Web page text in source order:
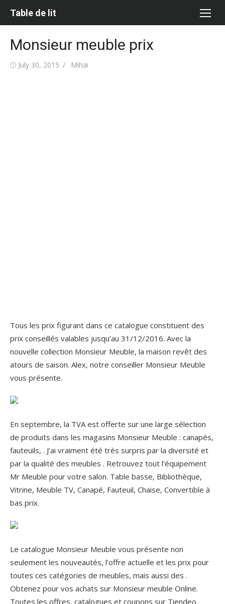
Table de lit
Monsieur meuble prix
Posted
July 30, 2015 Author
Mihai
Tous les prix figurant dans ce catalogue constituent des
prix conseillés valables jusqu’au 31/12/2016. Avec la
nouvelle collection Monsieur Meuble, la maison revêt des
atours de saison. Alex, notre conseiller Monsieur Meuble
vous présente.
En septembre, la TVA est offerte sur une large sélection
de produits dans les magasins Monsieur Meuble : canapés,
fauteuils, . J’ai vraiment été très surpris par la diversité et
par la qualité des meubles . Retrouvez tout l’équipement
Mr Meuble pour votre salon. Table basse, Bibliothèque,
Vitrine, Meuble TV, Canapé, Fauteuil, Chaise, Convertible à
bas prix.
Le catalogue Monsieur Meuble vous présente non
seulement les nouveautés, l’offre actuelle et les prix pour
toutes ces catégories de meubles, mais aussi des .
Obtenez pour vos achats sur Monsieur meuble Online.
Toutes les offres, catalogues et coupons sur Tiendeo.